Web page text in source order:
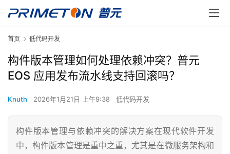
首页 低代码开发
构件版本管理如何处理依赖冲突？普元
EOS 应用发布流水线支持回滚吗？
Knuth 2026年1月21日 上午9:38 低代码开发
构件版本管理与依赖冲突的解决方案在现代软件开发
中，构件版本管理是重中之重，尤其是在微服务架构和